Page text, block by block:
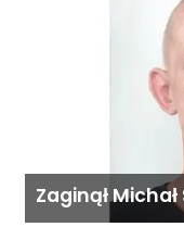
Zaginął Michał